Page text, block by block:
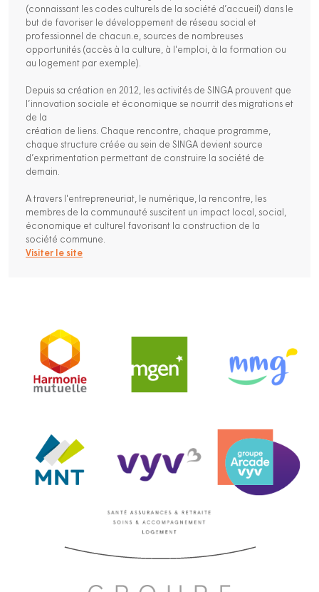
(connaissant les codes culturels de la société d’accueil) dans le
but de favoriser le développement de réseau social et
professionnel de chacun.e, sources de nombreuses
opportunités (accès à la culture, à l'emploi, à la formation ou
au logement par exemple).
Depuis sa création en 2012, les activités de SINGA prouvent que
l’innovation sociale et économique se nourrit des migrations et
de la
création de liens. Chaque rencontre, chaque programme,
chaque structure créée au sein de SINGA devient source
d’exprimentation permettant de construire la société de
demain.
A travers l'entrepreneuriat, le numérique, la rencontre, les
membres de la communauté suscitent un impact local, social,
économique et culturel favorisant la construction de la
société commune.
Visiter le site